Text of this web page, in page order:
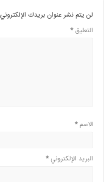
لن يتم نشر عنوان بريدك
التعليق*
الاسم*
البريد الإلكتروني*